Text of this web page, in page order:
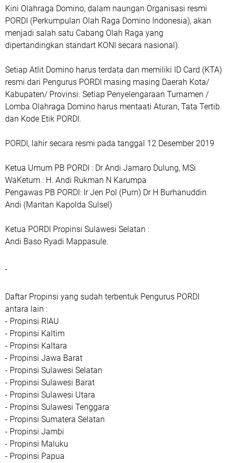
Kini Olahraga Domino, dalam naungan Organisasi resmi
PORDI (Perkumpulan Olah Raga Domino Indonesia), akan
menjadi salah satu Cabang Olah Raga yang
dipertandingkan standart KONI secara nasional).
Setiap Atlit Domino harus terdata dan memiliki ID Card (KTA)
resmi dari Pengurus PORDI masing masing Daerah Kota/
Kabupaten/ Provinsi. Setiap Penyelengaraan Turnamen /
Lomba Olahraga Domino harus mentaati Aturan, Tata Tertib
dan Kode Etik PORDI.
PORDI, lahir secara resmi pada tanggal 12 Desember 2019
Ketua Umum PB PORDI : Dr Andi Jamaro Dulung, MSi
WaKetum : H. Andi Rukman N Karumpa
Pengawas PB PORDI: Ir Jen Pol (Purn) Dr H Burhanuddin
Andi (Mantan Kapolda Sulsel)
Ketua PORDI Propinsi Sulawesi Selatan :
Andi Baso Ryadi Mappasule.
-
Daftar Propinsi yang sudah terbentuk Pengurus PORDI
antara lain :
- Propinsi RIAU
- Propinsi Kaltim
- Propinsi Kaltara
- Propinsi Jawa Barat
- Propinsi Sulawesi Selatan
- Propinsi Sulawesi Barat
- Propinsi Sulawesi Utara
- Propinsi Sulawesi Tenggara
- Propinsi Sumatera Selatan
- Propinsi Jambi
- Propinsi Maluku
- Propinsi Papua